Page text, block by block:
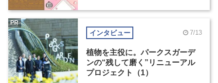
インタビュー 7/13
植物を主役に。パークスガーデ
ンの“残して磨く”リニューアル
プロジェクト（1）
PR